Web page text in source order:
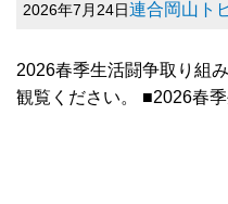
2026年7月24日連合岡山ト
2026春季生活闘争取り組
観覧ください。 ■2026春